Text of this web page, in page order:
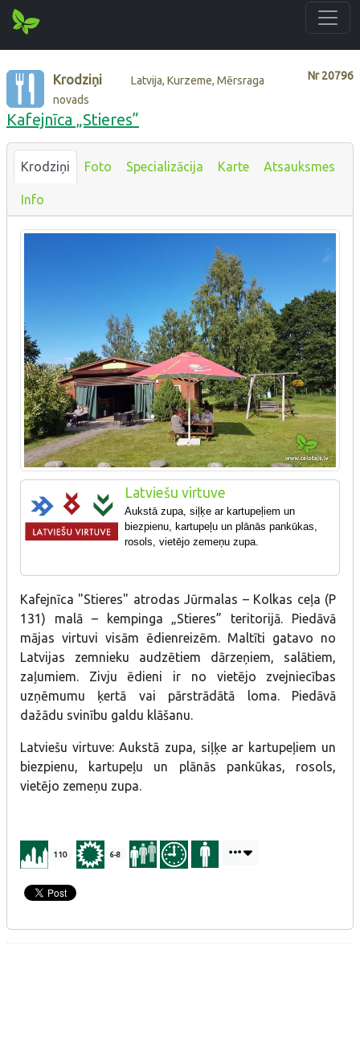
Nr20796
Krodziņi
Latvija, Kurzeme, Mērsraga
novads
Kafejnīca „Stieres”
Krodziņi Foto Specializācija Karte Atsauksmes
Info
Latviešu virtuve
Aukstā zupa, siļķe ar kartupeļiem un
biezpienu, kartupeļu un plānās pankūkas,
rosols, vietējo zemeņu zupa.
Kafejnīca "Stieres" atrodas Jūrmalas – Kolkas ceļa (P
131) malā – kempinga „Stieres” teritorijā. Piedāvā
mājas virtuvi visām ēdienreizēm. Maltīti gatavo no
Latvijas zemnieku audzētiem dārzeņiem, salātiem,
zaļumiem. Zivju ēdieni ir no vietējo zvejniecības
uzņēmumu ķertā vai pārstrādātā loma. Piedāvā
dažādu svinību galdu klāšanu.
Latviešu virtuve: Aukstā zupa, siļķe ar kartupeļiem un
biezpienu, kartupeļu un plānās pankūkas, rosols,
vietējo zemeņu zupa.
110 6-8